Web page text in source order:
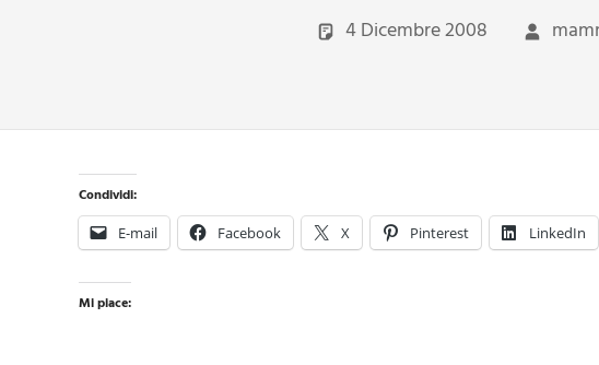
4 Dicembre 2008
Condividi:
E-mail Facebook X Pinterest LinkedIn
Mi piace: